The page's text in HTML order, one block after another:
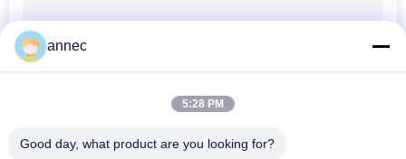
कोरुंडम मललाइट ईंट
annec
5:28 PM
Good day, what product are you looking for?